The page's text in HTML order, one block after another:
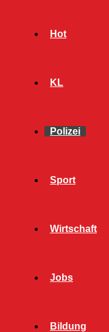
Hot
KL
Polizei
Sport
Wirtschaft
Jobs
Bildung